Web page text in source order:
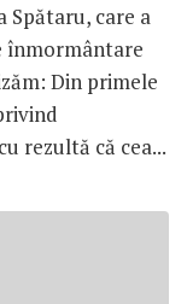
Spătaru, care a
înmormântare
Din primele
rezultă că cea...